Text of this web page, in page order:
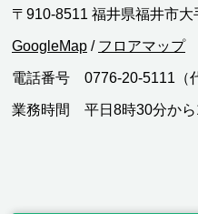
〒910-8511 福井県福井市
GoogleMap / フロアマップ
電話番号 0776-20-5111（
業務時間 平日8時30分から